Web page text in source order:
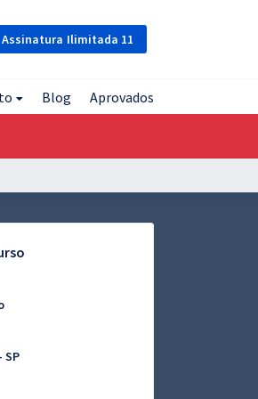
Assinatura Ilimitada 11
Blog Aprovados
SP